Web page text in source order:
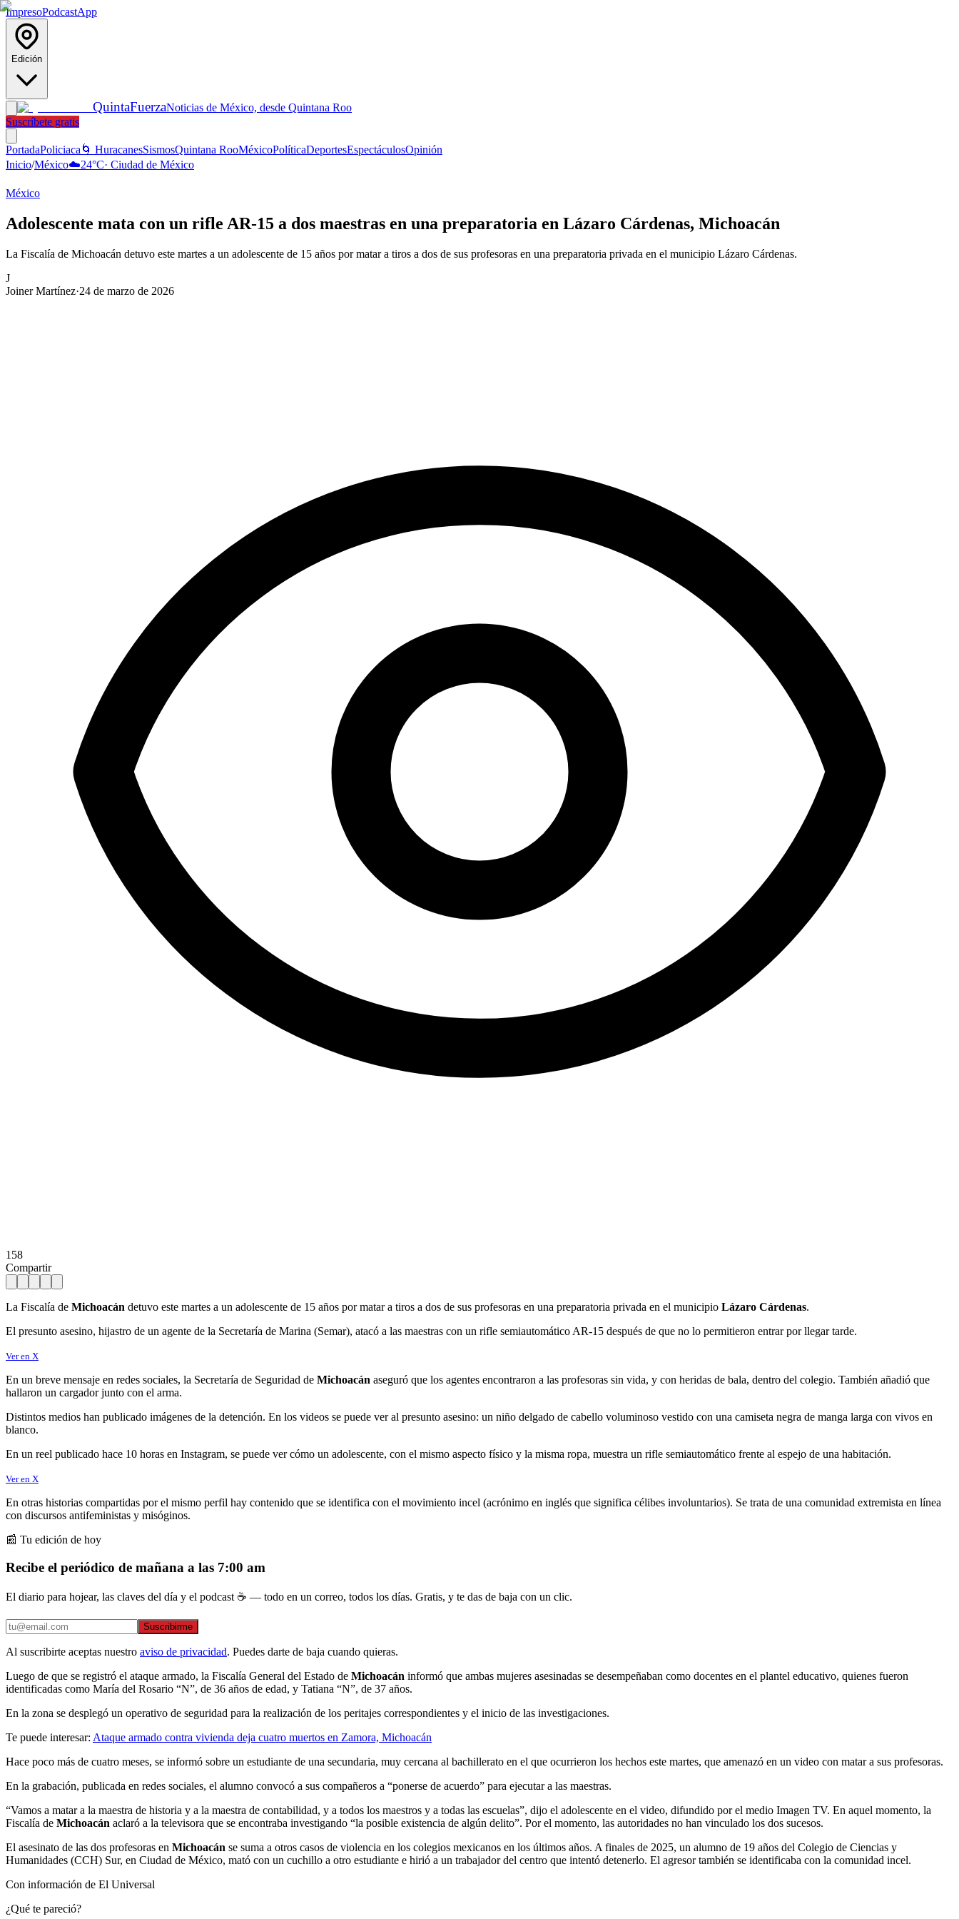
ImpresoPodcastApp
Edición
QuintaFuerzaNoticias de México, desde Quintana Roo
Suscríbete gratis
PortadaPoliciaca 🌀 HuracanesSismosQuintana RooMéxicoPolíticaDeportesEspectáculosOpinión
Inicio/México☁️24°C· Ciudad de México
México
Adolescente mata con un rifle AR-15 a dos maestras en una preparatoria en Lázaro Cárdenas, Michoacán
La Fiscalía de Michoacán detuvo este martes a un adolescente de 15 años por matar a tiros a dos de sus profesoras en una preparatoria privada en el municipio Lázaro Cárdenas.
J
Joiner Martínez·24 de marzo de 2026
158
Compartir
La Fiscalía de Michoacán detuvo este martes a un adolescente de 15 años por matar a tiros a dos de sus profesoras en una preparatoria privada en el municipio Lázaro Cárdenas.
El presunto asesino, hijastro de un agente de la Secretaría de Marina (Semar), atacó a las maestras con un rifle semiautomático AR-15 después de que no lo permitieron entrar por llegar tarde.
Ver en X
En un breve mensaje en redes sociales, la Secretaría de Seguridad de Michoacán aseguró que los agentes encontraron a las profesoras sin vida, y con heridas de bala, dentro del colegio. También añadió que
hallaron un cargador junto con el arma.
Distintos medios han publicado imágenes de la detención. En los videos se puede ver al presunto asesino: un niño delgado de cabello voluminoso vestido con una camiseta negra de manga larga con vivos en
blanco.
En un reel publicado hace 10 horas en Instagram, se puede ver cómo un adolescente, con el mismo aspecto físico y la misma ropa, muestra un rifle semiautomático frente al espejo de una habitación.
Ver en X
En otras historias compartidas por el mismo perfil hay contenido que se identifica con el movimiento incel (acrónimo en inglés que significa célibes involuntarios). Se trata de una comunidad extremista en línea
con discursos antifeministas y misóginos.
📰 Tu edición de hoy
Recibe el periódico de mañana a las 7:00 am
El diario para hojear, las claves del día y el podcast ☕ — todo en un correo, todos los días. Gratis, y te das de baja con un clic.
Suscribirme
Al suscribirte aceptas nuestro aviso de privacidad. Puedes darte de baja cuando quieras.
Luego de que se registró el ataque armado, la Fiscalía General del Estado de Michoacán informó que ambas mujeres asesinadas se desempeñaban como docentes en el plantel educativo, quienes fueron
identificadas como María del Rosario “N”, de 36 años de edad, y Tatiana “N”, de 37 años.
En la zona se desplegó un operativo de seguridad para la realización de los peritajes correspondientes y el inicio de las investigaciones.
Te puede interesar: Ataque armado contra vivienda deja cuatro muertos en Zamora, Michoacán
Hace poco más de cuatro meses, se informó sobre un estudiante de una secundaria, muy cercana al bachillerato en el que ocurrieron los hechos este martes, que amenazó en un video con matar a sus profesoras.
En la grabación, publicada en redes sociales, el alumno convocó a sus compañeros a “ponerse de acuerdo” para ejecutar a las maestras.
“Vamos a matar a la maestra de historia y a la maestra de contabilidad, y a todos los maestros y a todas las escuelas”, dijo el adolescente en el video, difundido por el medio Imagen TV. En aquel momento, la
Fiscalía de Michoacán aclaró a la televisora que se encontraba investigando “la posible existencia de algún delito”. Por el momento, las autoridades no han vinculado los dos sucesos.
El asesinato de las dos profesoras en Michoacán se suma a otros casos de violencia en los colegios mexicanos en los últimos años. A finales de 2025, un alumno de 19 años del Colegio de Ciencias y
Humanidades (CCH) Sur, en Ciudad de México, mató con un cuchillo a otro estudiante e hirió a un trabajador del centro que intentó detenerlo. El agresor también se identificaba con la comunidad incel.
Con información de El Universal
¿Qué te pareció?